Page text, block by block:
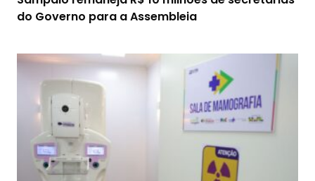
do Governo para a Assembleia